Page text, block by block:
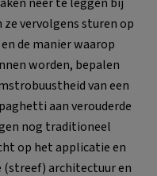
vervolgens sturen op
de manier waarop
worden, bepalen
van een
aan verouderde
nog traditioneel
op het applicatie en
(streef) architectuur en